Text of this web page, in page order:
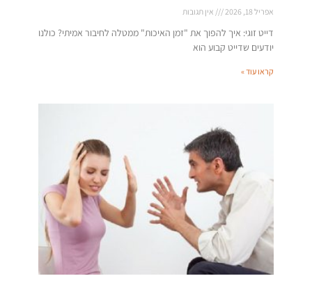
אפריל 18, 2026 אין תגובות
דייט זוגי: איך להפוך את "זמן האיכות" ממטלה לחיבור אמיתי? כולנו
יודעים שדייט קבוע הוא
קראו עוד »